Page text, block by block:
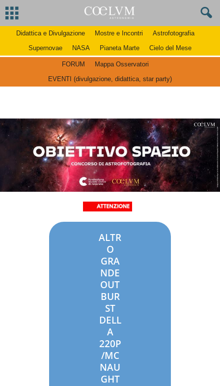
Didattica e Divulgazione Mostre e Incontri
Astrofotografia
Supernovae
NASA Pianeta Marte Cielo del Mese
FORUM
Mappa Osservatori
EVENTI (divulgazione, didattica, star party)
ALTR
O
GRA
NDE
OUT
BUR
ST
DELL
A
220P
/MC
NAU
GHT